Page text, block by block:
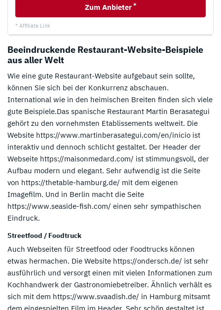
Zum Anbieter *
* Affiliate Link
Beeindruckende Restaurant-Website-Beispiele
aus aller Welt
Wie eine gute Restaurant-Website aufgebaut sein sollte,
können Sie sich bei der Konkurrenz abschauen.
International wie in den heimischen Breiten finden sich viele
gute Beispiele.Das spanische Restaurant Martin Berasategui
gehört zu den vornehmsten Etablissements weltweit. Die
Website https://www.martinberasategui.com/en/inicio ist
interaktiv und dennoch schlicht gestaltet. Der Header der
Webseite https://maisonmedard.com/ ist stimmungsvoll, der
Aufbau modern und elegant. Sehr aufwendig ist die Seite
von https://thetable-hamburg.de/ mit dem eigenen
Imagefilm. Und in Berlin macht die Seite
https://www.seaside-fish.com/ einen sehr sympathischen
Eindruck.
Streetfood / Foodtruck
Auch Webseiten für Streetfood oder Foodtrucks können
etwas hermachen. Die Website https://ondersch.de/ ist sehr
ausführlich und versorgt einen mit vielen Informationen zum
Kochhandwerk der Gastronomiebetreiber. Ähnlich verhält es
sich mit dem https://www.svaadish.de/ in Hamburg mitsamt